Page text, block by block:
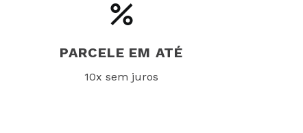
PARCELE EM ATÉ
10x sem juros